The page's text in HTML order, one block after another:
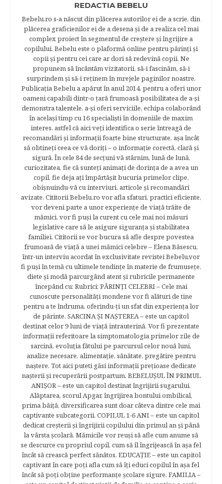
REDACTIA BEBELU
Bebelu.ro s-a născut din plăcerea autorilor ei de a scrie, din
plăcerea graficienilor ei de a desena şi de a realiza cel mai
complex proiect în segmentul de creştere şi îngrijire a
copilului. Bebelu este o plaformă online pentru părinţi şi
copii şi pentru cei care ar dori să redevină copii. Ne
propunem să încântăm vizitatorii, să-i fascinăm, să-i
surprindem şi să-i reţinem în mrejele paginilor noastre.​
Publicația Bebelu a apărut în anul 2014, pentru a oferi unor
oameni capabili dintr-o ţară frumoasă posibilitatea de a-şi
demonstra talentele, a-şi oferi serviciile, echipa colaborând
în acelaşi timp cu 16 specialişti în domeniile de maxim
interes, astfel că aici veţi identifica o serie întreagă de
recomandări şi informaţii foarte bine structurate, aşa încât
să obtineţi ceea ce vă doriţi – o informaţie corectă, clară şi
sigură. În cele 84 de secțuni vă stârnim, lună de lună,
curiozitatea, fie că sunteţi animaţi de dorinţa de a avea un
copil, fie deja aţi împărtăşit bucuria primelor clipe,
obişnuindu-vă cu interviuri, articole şi recomandări
avizate. Cititorii Bebelu.ro vor afla sfaturi, practici eficiente,
vor deveni parte a unor experienţe de viaţă trăite de
mămici, vor fi puşi la curent cu cele mai noi măsuri
legislative care să le asigure siguranţa şi stabilitatea
familiei. Cititorii se vor bucura să afle despre povestea
frumoasă de viață a unei mămici celebre – Elena Băsescu,
într-un interviu acordat în exclusivitate revistei Bebelu,vor
fi puşi în temă cu ultimele tendinţe în materie de frumuseţe,
diete şi modă parcurgând atent şi rubricile permanente
începând cu: Rubrici: PĂRINŢI CELEBRI – Cele mai
cunoscute personalităţi mondene vor fi alături de tine
pentru a te îndruma, oferindu-ţi un sfat din experienţa lor
de părinte. SARCINA ŞI NAŞTEREA – este un capitol
destinat celor 9 luni de viaţă intrauterină. Vor fi prezentate
informaţii referitoare la simptomatologia primelor zile de
sarcină, evoluţia fătului pe parcursul celor nouă luni,
analize necesare, alimentaţie, sănătate, pregătire pentru
naştere. Tot aici puteti găsi informaţii preţioase dedicate
naşterii şi recuperării postpartum. BEBELUŞUL ÎN PRIMUL
ANIŞOR – este un capitol destinat îngrijirii sugarului.
Alăptarea, scorul Apgar, îngrijirea bontului ombilical,
prima băiţă, diversificarea sunt doar câteva dintre cele mai
captivante subcategorii. COPILUL 1-6 ANI – este un capitol
dedicat creşterii şi îngrijirii copilului din primul an şi până
la vârsta şcolară. Mămicile vor reuşi să afle cum anume să
se descurce cu propriul copil, cum să îl îngrijească în aşa fel
încât să crească perfect sănătos. EDUCAŢIE – este un capitol
captivant în care poţi afla cum să îţi educi copilul în aşa fel
încât să poţi obţine performanţe şcolare sigure. FAMILIA –